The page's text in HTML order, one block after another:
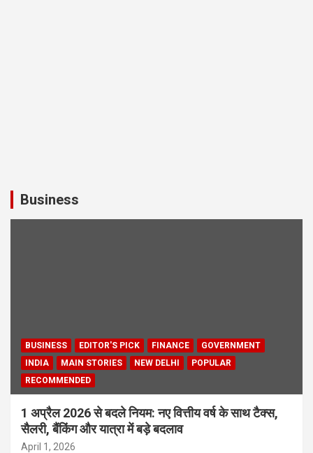
Business
BUSINESS EDITOR'S PICK FINANCE
GOVERNMENT
INDIA
MAIN STORIES NEW DELHI
POPULAR
RECOMMENDED
1 अप्रैल 2026 से बदले नियम: नए वित्तीय वर्ष के साथ टैक्स,
सैलरी, बैंकिंग और यात्रा में बड़े बदलाव
April 1, 2026